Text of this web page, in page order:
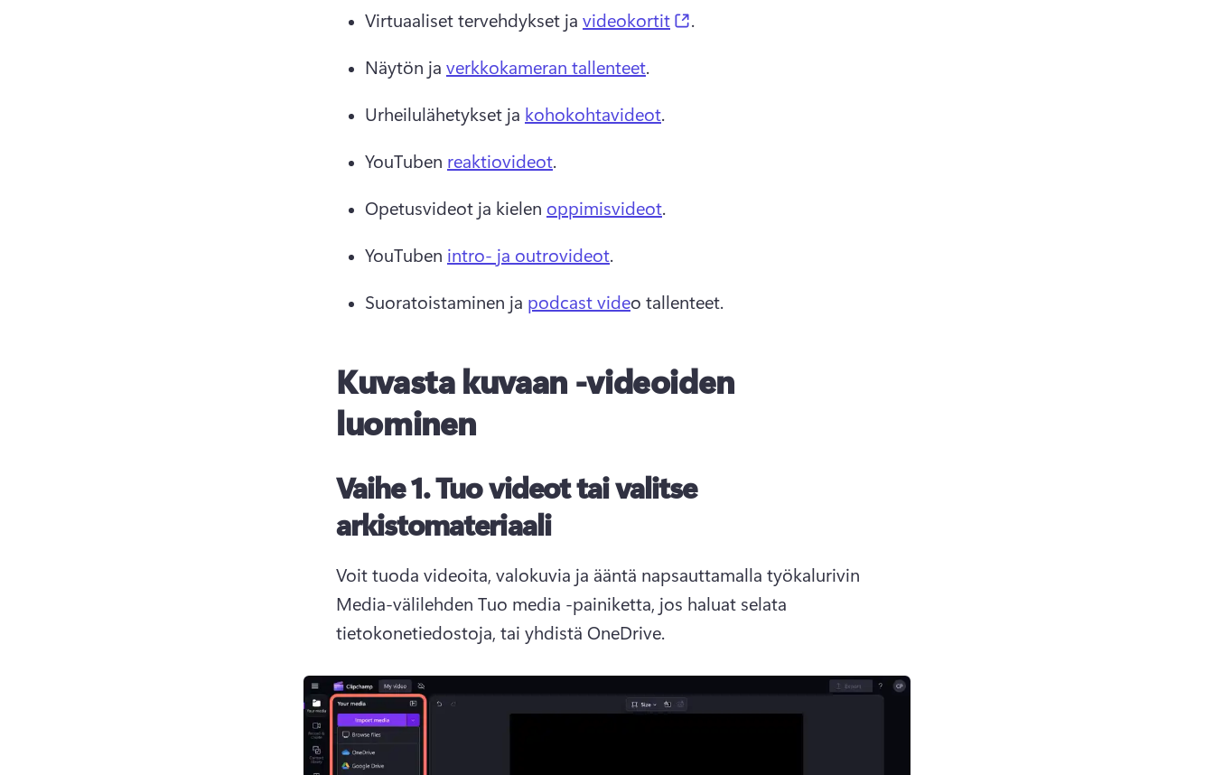
Virtuaaliset tervehdykset ja videokortit (opens in a new tab)
.
Näytön ja verkkokameran tallenteet.
Urheilulähetykset ja kohokohtavideot.
YouTuben reaktiovideot.
Opetusvideot ja kielen oppimisvideot.
YouTuben intro- ja outrovideot.
Suoratoistaminen ja podcast video tallenteet.
Kuvasta kuvaan -videoiden
luominen
Vaihe 1. Tuo videot tai valitse
arkistomateriaali
Voit tuoda videoita, valokuvia ja ääntä napsauttamalla työkalurivin
Media-välilehden Tuo media -painiketta, jos haluat selata
tietokonetiedostoja, tai yhdistä OneDrive.